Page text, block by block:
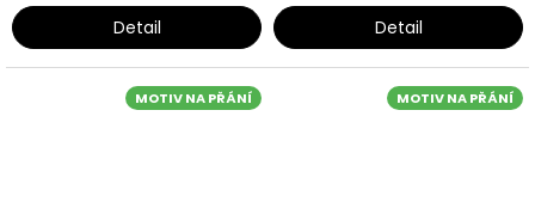
Detail
Detail
MOTIV NA PŘÁNÍ MOTIV NA PŘÁNÍ